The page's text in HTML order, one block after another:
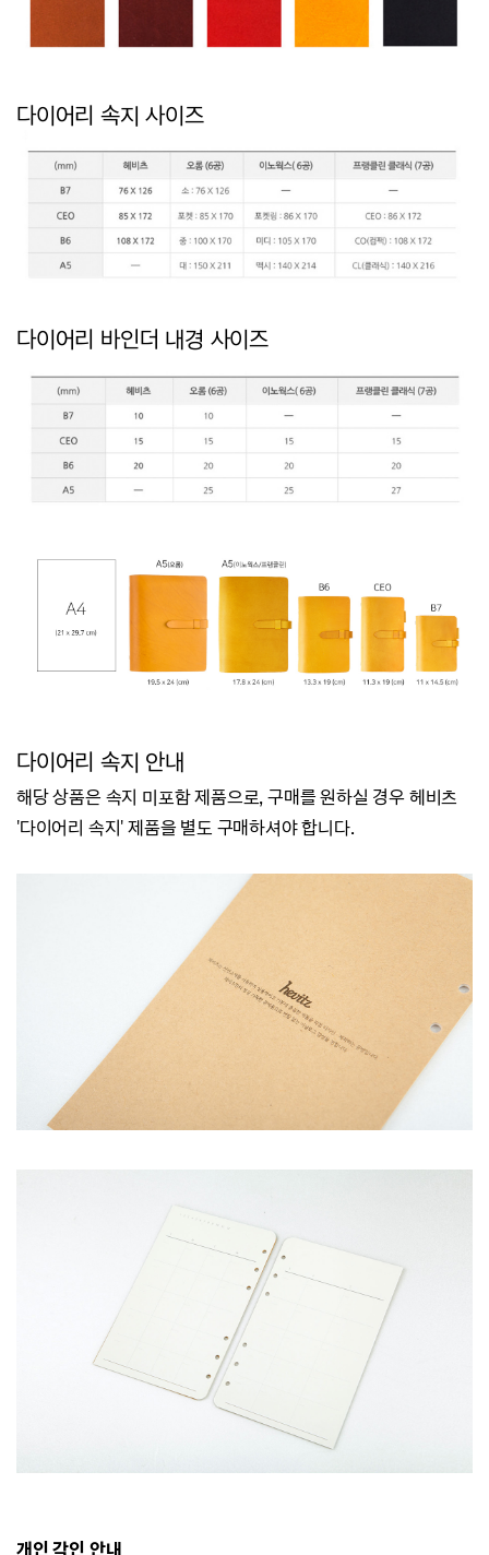
다이어리 속지 사이즈
다이어리 바인더 내경 사이즈
다이어리 속지 안내
해당 상품은 속지 미포함 제품으로, 구매를 원하실 경우 헤비츠
'다이어리 속지' 제품을 별도 구매하셔야 합니다.
개인 각인 안내